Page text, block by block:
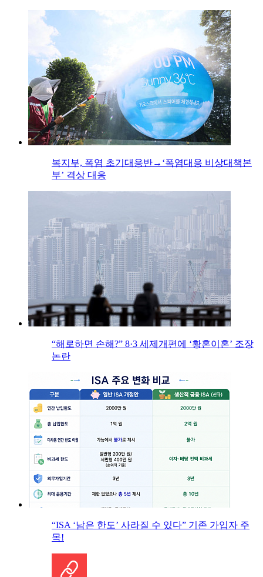
복지부, 폭염 초기대응반→‘폭염대응 비상대책본
부’ 격상 대응
“해로하면 손해?” 8·3 세제개편에 ‘황혼이혼’ 조장
논란
“ISA ‘남은 한도’ 사라질 수 있다” 기존 가입자 주
목!